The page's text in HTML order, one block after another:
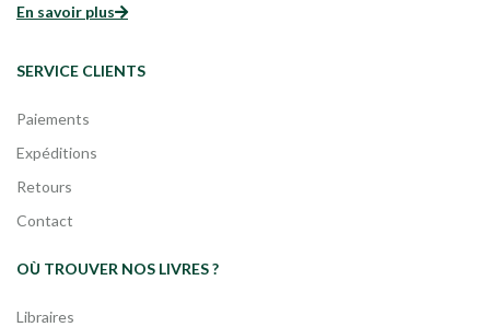
En savoir plus
SERVICE CLIENTS
Paiements
Expéditions
Retours
Contact
OÙ TROUVER NOS LIVRES ?
Libraires